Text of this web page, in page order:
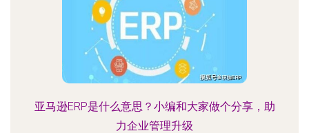
亚马逊ERP是什么意思？小编和大家做个分享，助
力企业管理升级